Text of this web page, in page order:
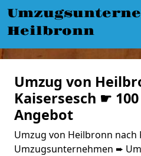
Heilbronn
Umzug von
Kaisersesch ☛
Angebot
Umzug von Heilbronn nach
Umzugsunternehmen ➨